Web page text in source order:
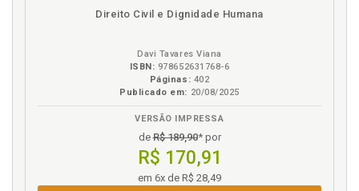
na
Direito Civil e Dignidade Humana
Davi Tavares Viana
ISBN: 978652631768-6
Páginas: 402
Publicado em: 20/08/2025
VERSÃO IMPRESSA
deR$ 189,90* por
R$ 170,91
em 6x de R$ 28,49